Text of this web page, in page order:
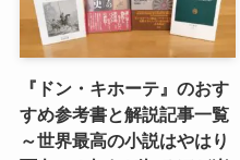
『ドン・キホーテ』のおす
すめ参考書と解説記事一覧
～世界最高の小説はやはり